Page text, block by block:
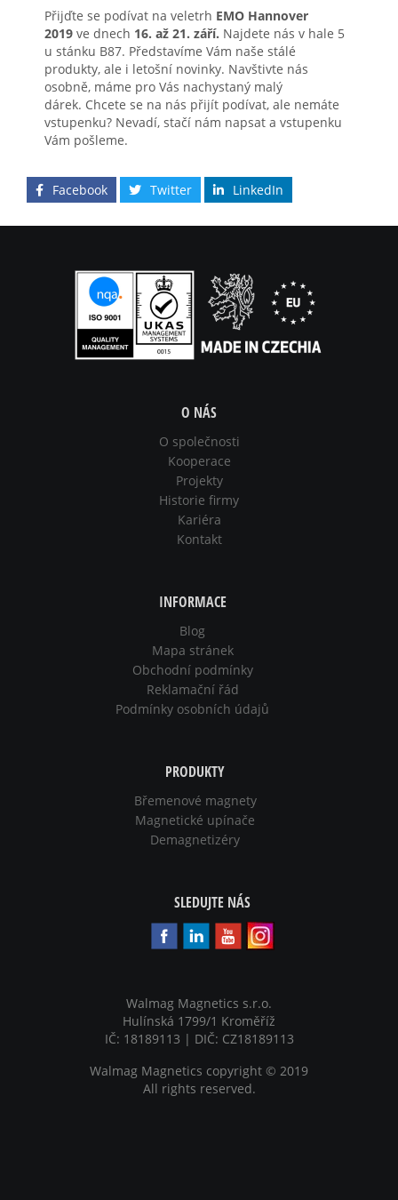
Přijďte se podívat na veletrh EMO Hannover
2019 ve dnech 16. až 21. září. Najdete nás v hale 5
u stánku B87. Představíme Vám naše stálé
produkty, ale i letošní novinky. Navštivte nás
osobně, máme pro Vás nachystaný malý
dárek. Chcete se na nás přijít podívat, ale nemáte
vstupenku? Nevadí, stačí nám napsat a vstupenku
Vám pošleme.
Facebook Twitter LinkedIn
O NÁS
O společnosti
Kooperace
Projekty
Historie firmy
Kariéra
Kontakt
INFORMACE
Blog
Mapa stránek
Obchodní podmínky
Reklamační řád
Podmínky osobních údajů
PRODUKTY
Břemenové magnety
Magnetické upínače
Demagnetizéry
SLEDUJTE NÁS
Walmag Magnetics s.r.o.
Hulínská 1799/1 Kroměříž
IČ: 18189113 | DIČ: CZ18189113
Walmag Magnetics copyright © 2019
All rights reserved.